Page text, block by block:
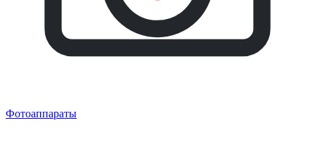
Фотоаппараты